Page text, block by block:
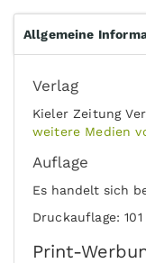
Allgemeine
Verlag
Kieler Zeitung
weitere Medien
Auflage
Es handelt sich
Druckauflage:
Print-